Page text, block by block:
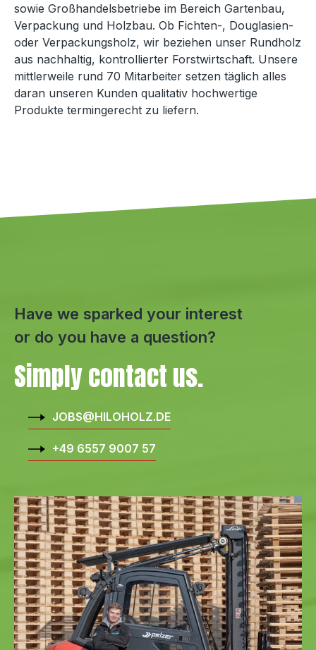
sowie Großhandelsbetriebe im Bereich Gartenbau,
Verpackung und Holzbau. Ob Fichten-, Douglasien-
oder Verpackungsholz, wir beziehen unser Rundholz
aus nachhaltig, kontrollierter Forstwirtschaft. Unsere
mittlerweile rund 70 Mitarbeiter setzen täglich alles
daran unseren Kunden qualitativ hochwertige
Produkte termingerecht zu liefern.
Have we sparked your interest
or do you have a question?
Simply contact us.
JOBS@HILOHOLZ.DE
+49 6557 9007 57